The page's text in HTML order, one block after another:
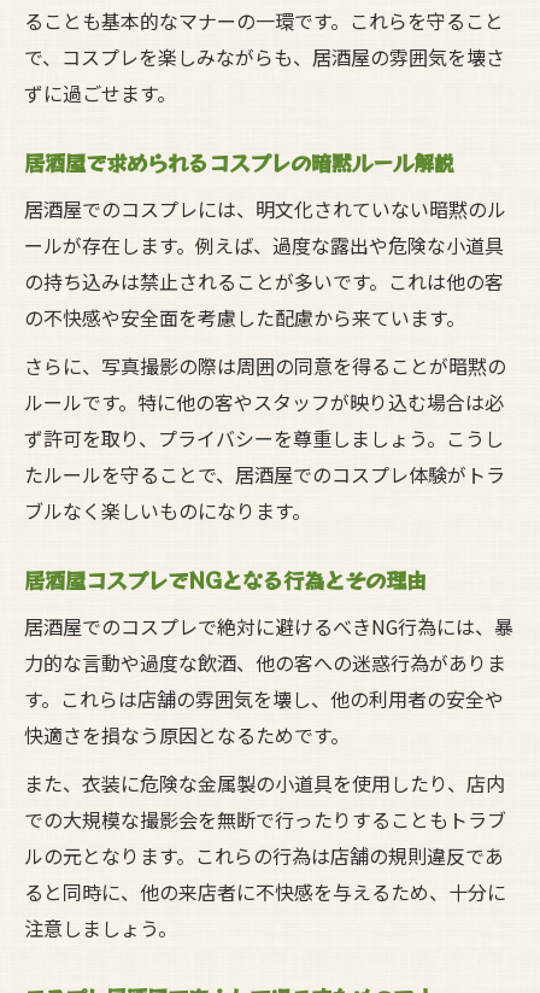
ることも基本的なマナーの一環です。これらを守ること
で、コスプレを楽しみながらも、居酒屋の雰囲気を壊さ
ずに過ごせます。
居酒屋で求められるコスプレの暗黙ルール解説
居酒屋でのコスプレには、明文化されていない暗黙のル
ールが存在します。例えば、過度な露出や危険な小道具
の持ち込みは禁止されることが多いです。これは他の客
の不快感や安全面を考慮した配慮から来ています。
さらに、写真撮影の際は周囲の同意を得ることが暗黙の
ルールです。特に他の客やスタッフが映り込む場合は必
ず許可を取り、プライバシーを尊重しましょう。こうし
たルールを守ることで、居酒屋でのコスプレ体験がトラ
ブルなく楽しいものになります。
居酒屋コスプレでNGとなる行為とその理由
居酒屋でのコスプレで絶対に避けるべきNG行為には、暴
力的な言動や過度な飲酒、他の客への迷惑行為がありま
す。これらは店舗の雰囲気を壊し、他の利用者の安全や
快適さを損なう原因となるためです。
また、衣装に危険な金属製の小道具を使用したり、店内
での大規模な撮影会を無断で行ったりすることもトラブ
ルの元となります。これらの行為は店舗の規則違反であ
ると同時に、他の来店者に不快感を与えるため、十分に
注意しましょう。